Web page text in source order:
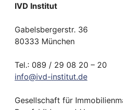
IVD Institut
Gabelsbergerstr. 36
80333 München
Tel.: 089 / 29 08 20 – 20
info@ivd-institut.de
Gesellschaft für